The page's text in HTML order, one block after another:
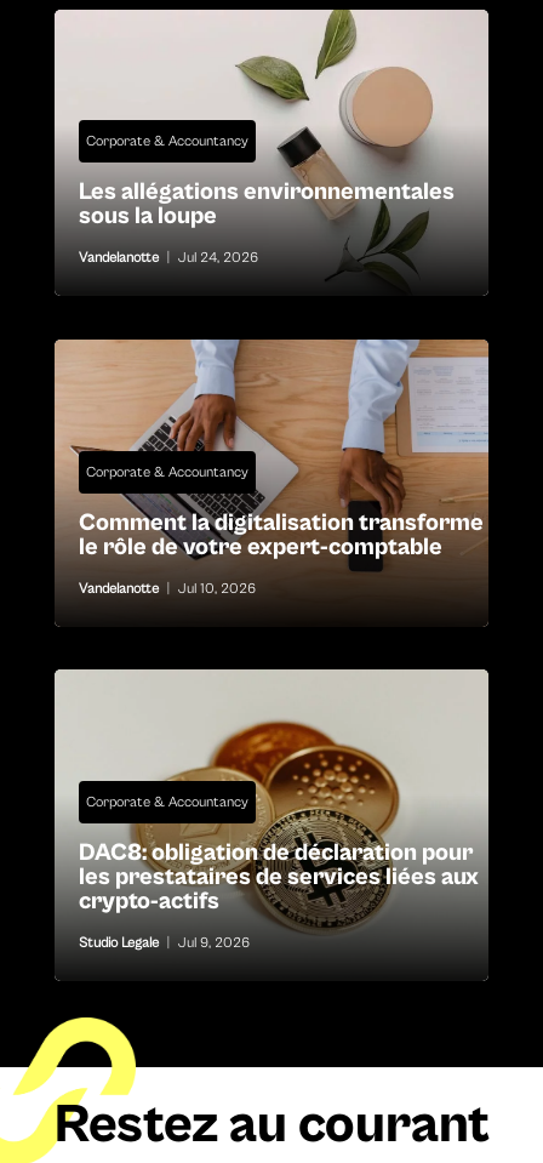
Corporate & Accountancy
Les allégations environnementales
sous la loupe
Vandelanotte Jul 24, 2026
Corporate & Accountancy
Comment la digitalisation transforme
le rôle de votre expert-comptable
Vandelanotte Jul 10, 2026
Corporate & Accountancy
DAC8: obligation de déclaration pour
les prestataires de services liées aux
crypto-actifs
Studio Legale Jul 9, 2026
Restez au courant